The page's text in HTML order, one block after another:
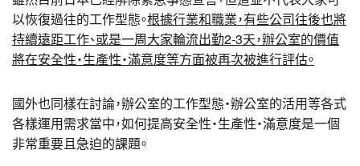
以恢復過往的工作型態。根據行業和職業，有些公司往後也將
持續遠距工作、或是一周大家輪流出勤2-3天，辦公室的價值
將在安全性・生產性・滿意度等方面被再次被進行評估。
國外也同樣在討論，辦公室的工作型態・辦公室的活用等各式
各樣運用需求當中，如何提高安全性・生產性・滿意度是一個
非常重要且急迫的課題。